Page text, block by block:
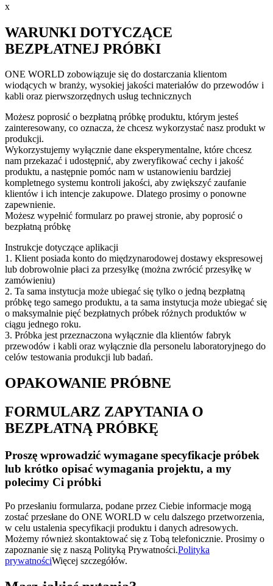
x
WARUNKI DOTYCZĄCE
BEZPŁATNEJ PRÓBKI
ONE WORLD zobowiązuje się do dostarczania klientom
wiodących w branży, wysokiej jakości materiałów do przewodów i
kabli oraz pierwszorzędnych usług technicznych
Możesz poprosić o bezpłatną próbkę produktu, którym jesteś
zainteresowany, co oznacza, że ​​chcesz wykorzystać nasz produkt w
produkcji.
Wykorzystujemy wyłącznie dane eksperymentalne, które chcesz
nam przekazać i udostępnić, aby zweryfikować cechy i jakość
produktu, a następnie pomóc nam w ustanowieniu bardziej
kompletnego systemu kontroli jakości, aby zwiększyć zaufanie
klientów i ich intencje zakupowe. Dlatego prosimy o ponowne
zapewnienie.
Możesz wypełnić formularz po prawej stronie, aby poprosić o
bezpłatną próbkę
Instrukcje dotyczące aplikacji
1. Klient posiada konto do międzynarodowej dostawy ekspresowej
lub dobrowolnie płaci za przesyłkę (można zwrócić przesyłkę w
zamówieniu)
2. Ta sama instytucja może ubiegać się tylko o jedną bezpłatną
próbkę tego samego produktu, a ta sama instytucja może ubiegać się
o maksymalnie pięć bezpłatnych próbek różnych produktów w
ciągu jednego roku.
3. Próbka jest przeznaczona wyłącznie dla klientów fabryk
przewodów i kabli oraz wyłącznie dla personelu laboratoryjnego do
celów testowania produkcji lub badań.
OPAKOWANIE PRÓBNE
FORMULARZ ZAPYTANIA O
BEZPŁATNĄ PRÓBKĘ
Proszę wprowadzić wymagane specyfikacje próbek
lub krótko opisać wymagania projektu, a my
polecimy Ci próbki
Po przesłaniu formularza, podane przez Ciebie informacje mogą
zostać przesłane do ONE WORLD w celu dalszego przetworzenia,
w celu ustalenia specyfikacji produktu i danych adresowych.
Możemy również skontaktować się z Tobą telefonicznie. Prosimy o
zapoznanie się z naszą Polityką Prywatności.Polityka
prywatnościWięcej szczegółów.